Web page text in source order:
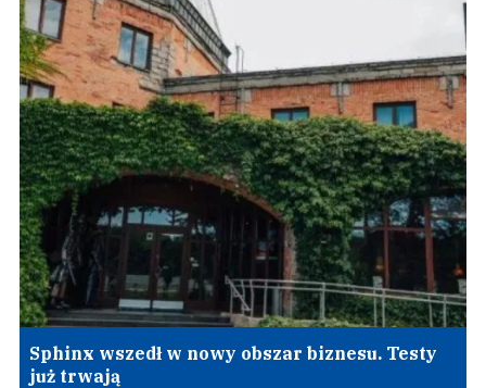
Sphinx wszedł w nowy obszar biznesu. Testy
już trwają